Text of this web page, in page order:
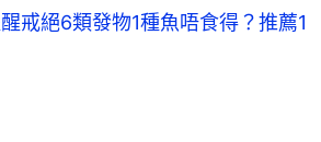
戒絕6類發物1種魚唔食得？推薦1